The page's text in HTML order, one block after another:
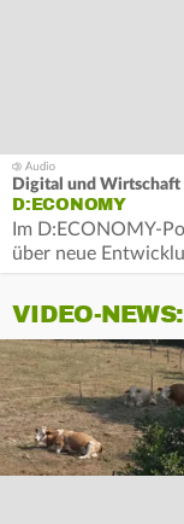
Digital und Wirtschaft
D:ECONOMY
Im D:ECONOMY-
über neue
VIDEO-